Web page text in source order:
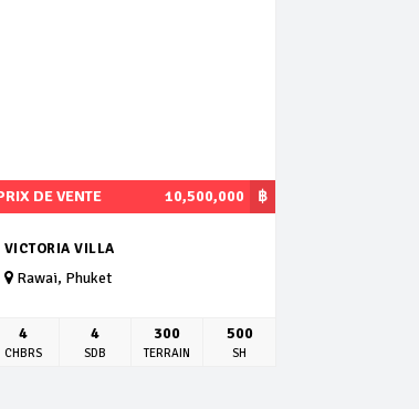
฿
DE VENTE 10,500,000
VICTORIA VILLA
Rawai, Phuket
4
CHBRS
4
SDB
300
TERRAIN
500
SH